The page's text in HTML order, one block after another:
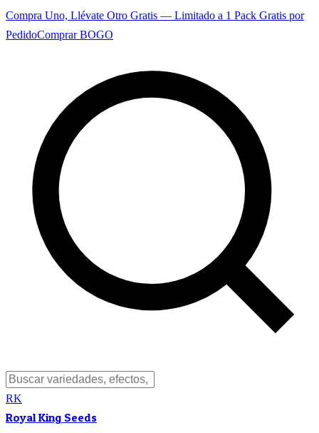
Compra Uno, Llévate Otro Gratis — Limitado a 1 Pack Gratis por
PedidoComprar BOGO
RK
Royal King Seeds